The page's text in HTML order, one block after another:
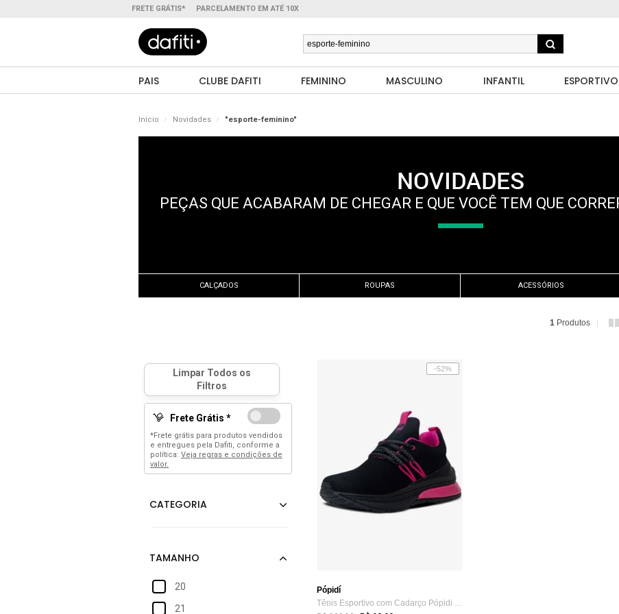
FRETE GRÁTIS* PARCELAMENTO EM ATÉ 10X
PAIS CLUBE DAFITI FEMININO MASCULINO INFANTIL ESPORTIVO
Início Novidades "esporte-feminino"
NOVIDADES
PEÇAS QUE ACABARAM DE CHEGAR E QUE VOCÊ TEM QUE
CALÇADOS ROUPAS ACESSÓRIOS
1 Produtos
Frete Grátis *
*Frete grátis para produtos vendidos
e entregues pela Dafiti, conforme a
política: Veja regras e condições de
valor.
20
21
-52%
Pópidí
Tênis Esportivo com Cadarço Pópidi Infan...